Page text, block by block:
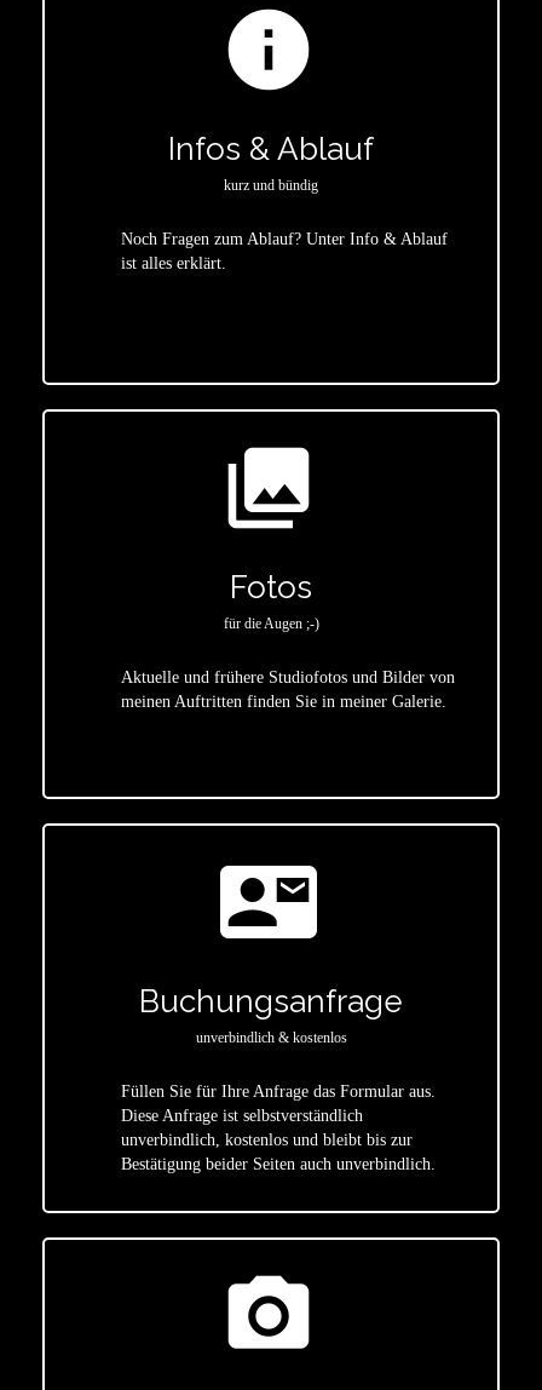
info
Infos & Ablauf
kurz und bündig
Noch Fragen zum Ablauf? Unter Info & Ablauf
ist alles erklärt.
photo_library
Fotos
für die Augen ;-)
Aktuelle und frühere Studiofotos und Bilder von
meinen Auftritten finden Sie in meiner Galerie.
contact_mail
Buchungsanfrage
unverbindlich & kostenlos
Füllen Sie für Ihre Anfrage das Formular aus.
Diese Anfrage ist selbstverständlich
unverbindlich, kostenlos und bleibt bis zur
Bestätigung beider Seiten auch unverbindlich.
photo_camera